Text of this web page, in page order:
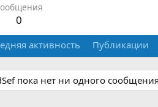
0
активность Публикации
пока нет ни одного